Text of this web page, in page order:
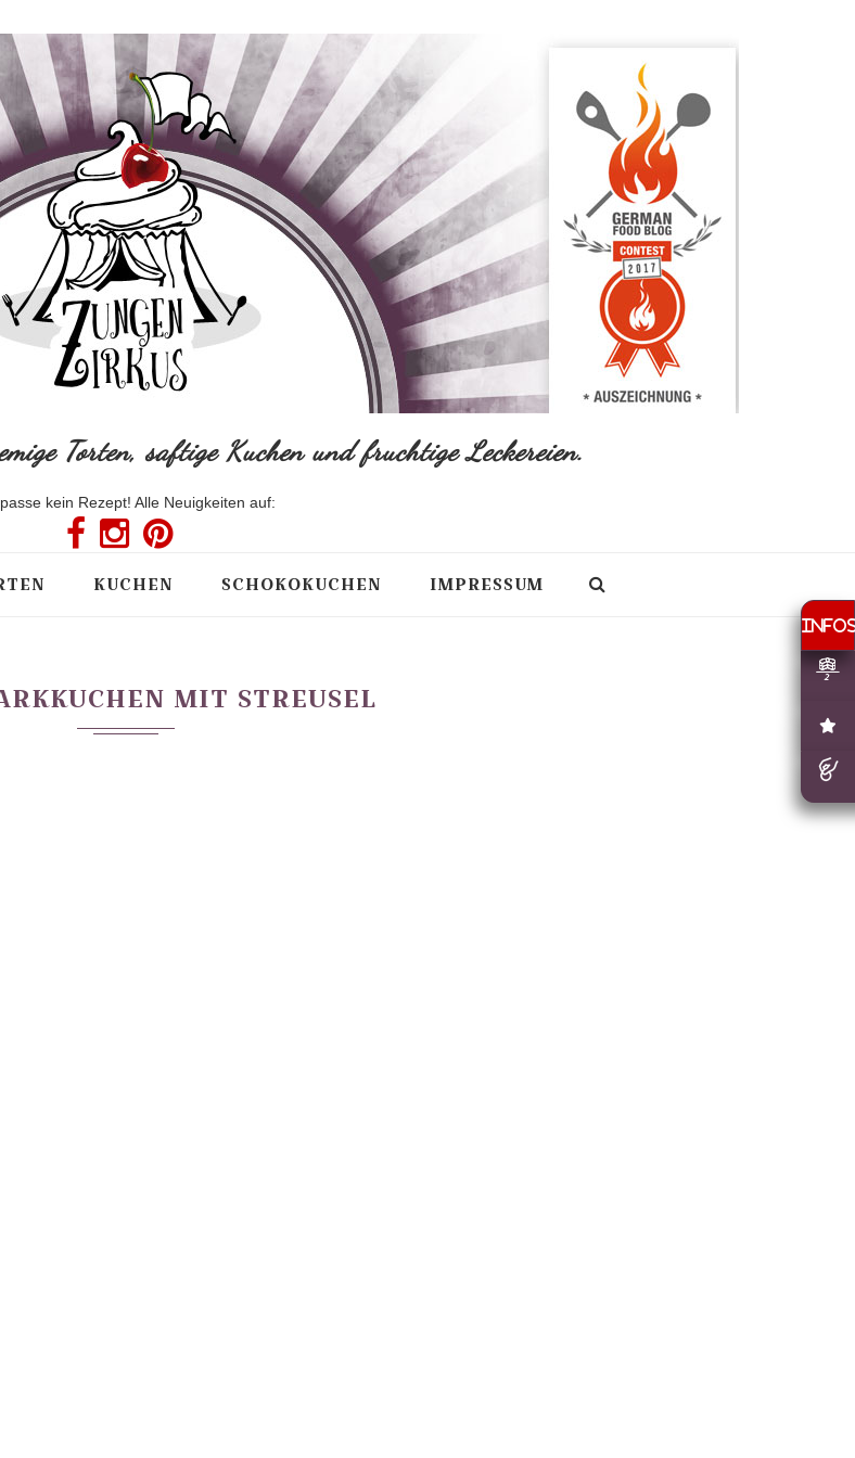
Torten, saftige Kuchen und fruchtige Leckereien.
kein Rezept! Alle Neuigkeiten auf:
KUCHEN SCHOKOKUCHEN IMPRESSUM
MIT STREUSEL